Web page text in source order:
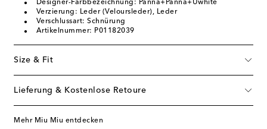
Designer-Farbbezeichnung: Panna+Panna+Uwhite
Verzierung: Leder (Veloursleder), Leder
Verschlussart: Schnürung
Artikelnummer: P01182039
Size & Fit
Lieferung & Kostenlose Retoure
Mehr Miu Miu entdecken